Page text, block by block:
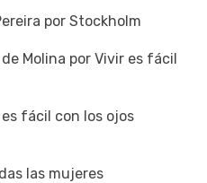
por Stockholm
Molina por Vivir es fácil
fácil con los ojos
las mujeres